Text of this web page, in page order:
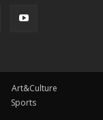
Art&Culture
Sports